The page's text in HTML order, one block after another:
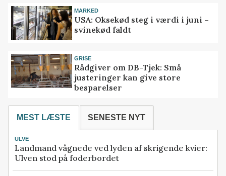
MARKED
USA: Oksekød steg i værdi i juni –
svinekød faldt
GRISE
Rådgiver om DB-Tjek: Små
justeringer kan give store
besparelser
MEST LÆSTE SENESTE NYT
ULVE
Landmand vågnede ved lyden af skrigende kvier:
Ulven stod på foderbordet